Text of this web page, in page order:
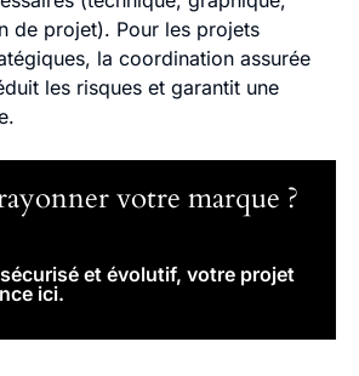
de projet). Pour les projets
la coordination assurée
les risques et garantit une
votre marque ?
et évolutif, votre projet
ici.